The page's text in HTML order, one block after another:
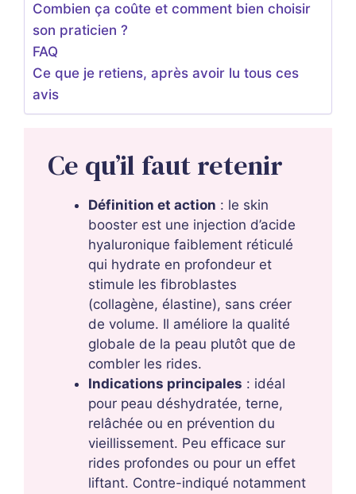
Combien ça coûte et comment bien choisir
son praticien ?
FAQ
Ce que je retiens, après avoir lu tous ces
avis
Ce qu’il faut retenir
Définition et action : le skin
booster est une injection d’acide
hyaluronique faiblement réticulé
qui hydrate en profondeur et
stimule les fibroblastes
(collagène, élastine), sans créer
de volume. Il améliore la qualité
globale de la peau plutôt que de
combler les rides.
Indications principales : idéal
pour peau déshydratée, terne,
relâchée ou en prévention du
vieillissement. Peu efficace sur
rides profondes ou pour un effet
liftant. Contre-indiqué notamment